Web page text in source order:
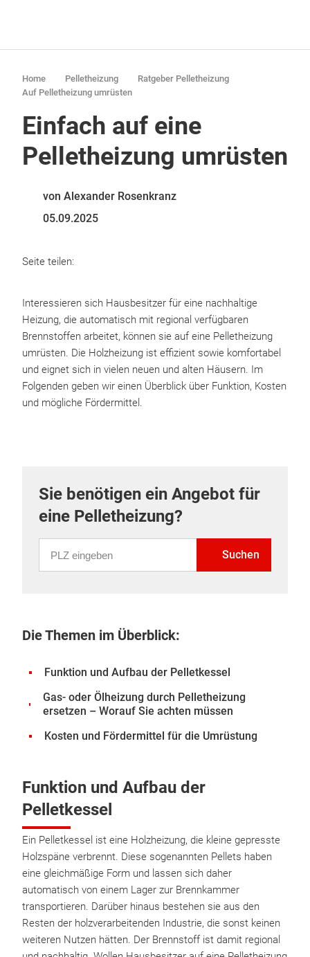
Home Pelletheizung
Ratgeber Pelletheizung
Auf Pelletheizung umrüsten
Einfach auf eine
Pelletheizung umrüsten
von Alexander Rosenkranz
05.09.2025
Seite teilen:
Interessieren sich Hausbesitzer für eine nachhaltige
Heizung, die automatisch mit regional verfügbaren
Brennstoffen arbeitet, können sie auf eine Pelletheizung
umrüsten. Die Holzheizung ist effizient sowie komfortabel
und eignet sich in vielen neuen und alten Häusern. Im
Folgenden geben wir einen Überblick über Funktion, Kosten
und mögliche Fördermittel.
Sie benötigen ein Angebot für
eine Pelletheizung?
Suchen
Die Themen im Überblick:
Funktion und Aufbau der Pelletkessel
Gas- oder Ölheizung durch Pelletheizung
ersetzen – Worauf Sie achten müssen
Kosten und Fördermittel für die Umrüstung
Funktion und Aufbau der
Pelletkessel
Ein Pelletkessel ist eine Holzheizung, die kleine gepresste
Holzspäne verbrennt. Diese sogenannten Pellets haben
eine gleichmäßige Form und lassen sich daher
automatisch von einem Lager zur Brennkammer
transportieren. Darüber hinaus bestehen sie aus den
Resten der holzverarbeitenden Industrie, die sonst keinen
weiteren Nutzen hätten. Der Brennstoff ist damit regional